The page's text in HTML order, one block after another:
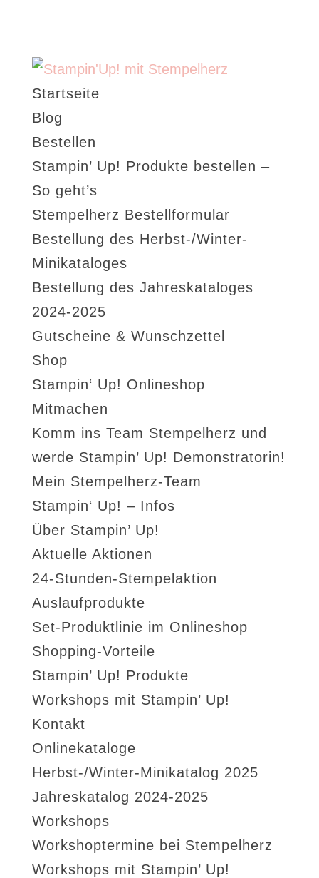
Startseite
Blog
Bestellen
Stampin’ Up! Produkte bestellen –
So geht’s
Stempelherz Bestellformular
Bestellung des Herbst-/Winter-
Minikataloges
Bestellung des Jahreskataloges
2024-2025
Gutscheine & Wunschzettel
Shop
Stampin‘ Up! Onlineshop
Mitmachen
Komm ins Team Stempelherz und
werde Stampin’ Up! Demonstratorin!
Mein Stempelherz-Team
Stampin‘ Up! – Infos
Über Stampin’ Up!
Aktuelle Aktionen
24-Stunden-Stempelaktion
Auslaufprodukte
Set-Produktlinie im Onlineshop
Shopping-Vorteile
Stampin’ Up! Produkte
Workshops mit Stampin’ Up!
Kontakt
Onlinekataloge
Herbst-/Winter-Minikatalog 2025
Jahreskatalog 2024-2025
Workshops
Workshoptermine bei Stempelherz
Workshops mit Stampin’ Up!